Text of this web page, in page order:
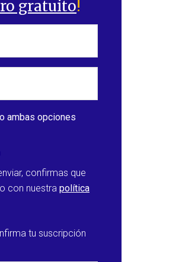
gratuito!
ambas opciones
confirmas que
con nuestra política
tu suscripción